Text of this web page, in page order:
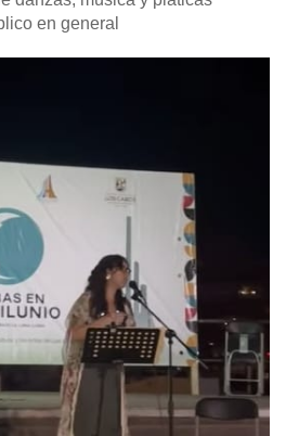
en general